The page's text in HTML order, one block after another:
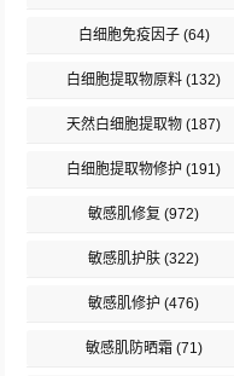
白细胞免疫因子(64)
白细胞提取物原料 (132)
天然白细胞提取物 (187)
白细胞提取物修护 (191)
敏感肌修复 (972)
敏感肌护肤 (322)
敏感肌修护 (476)
敏感肌防晒霜(71)